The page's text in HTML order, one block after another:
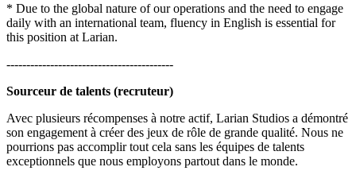
* Due to the global nature of our operations and the need to engage
daily with an international team, fluency in English is essential for
this position at Larian.
------------------------------------------
Sourceur de talents (recruteur)
Avec plusieurs récompenses à notre actif, Larian Studios a démontré
son engagement à créer des jeux de rôle de grande qualité. Nous ne
pourrions pas accomplir tout cela sans les équipes de talents
exceptionnels que nous employons partout dans le monde.